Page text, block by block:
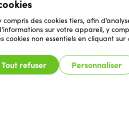
compris des cookies tiers, afin
sur votre appareil, y
cookies non essentiels en cliquant sur
Tout refuser Personnaliser